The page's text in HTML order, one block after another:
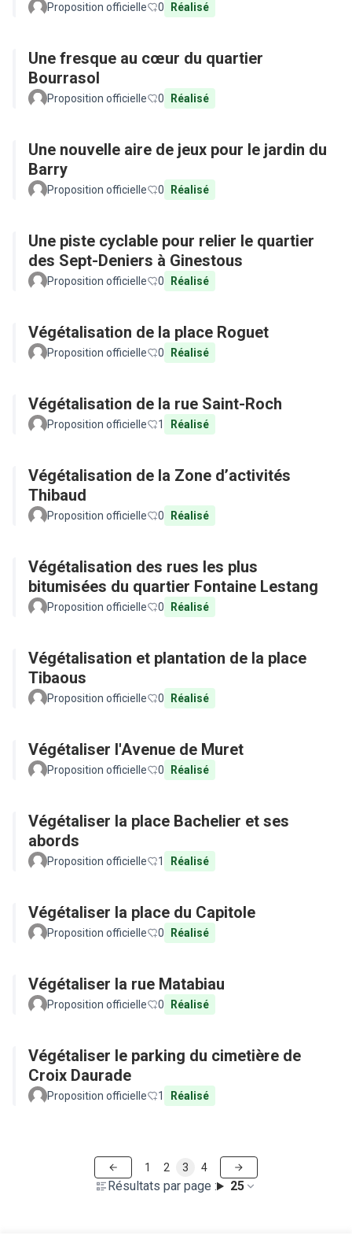
Proposition officielle 0 Réalisé
Une fresque au cœur du quartier
Bourrasol
Proposition officielle 0 Réalisé
Une nouvelle aire de jeux pour le jardin du
Barry
Proposition officielle 0 Réalisé
Une piste cyclable pour relier le quartier
des Sept-Deniers à Ginestous
Proposition officielle 0 Réalisé
Végétalisation de la place Roguet
Proposition officielle 0 Réalisé
Végétalisation de la rue Saint-Roch
Proposition officielle 1 Réalisé
Végétalisation de la Zone d’activités
Thibaud
Proposition officielle 0 Réalisé
Végétalisation des rues les plus
bitumisées du quartier Fontaine Lestang
Proposition officielle 0 Réalisé
Végétalisation et plantation de la place
Tibaous
Proposition officielle 0 Réalisé
Végétaliser l'Avenue de Muret
Proposition officielle 0 Réalisé
Végétaliser la place Bachelier et ses
abords
Proposition officielle 1 Réalisé
Végétaliser la place du Capitole
Proposition officielle 0 Réalisé
Végétaliser la rue Matabiau
Proposition officielle 0 Réalisé
Végétaliser le parking du cimetière de
Croix Daurade
Proposition officielle 1 Réalisé
Résultats par page : 25
1 2 3 4